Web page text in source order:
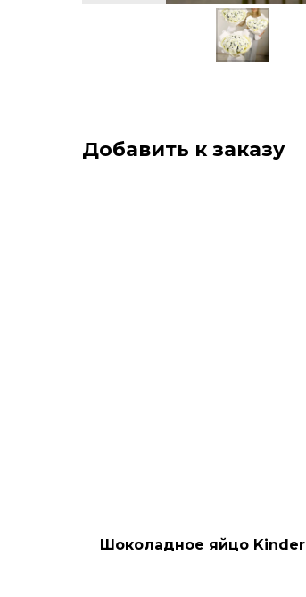
Добавить к заказу
Шоколадное яйцо Kinder